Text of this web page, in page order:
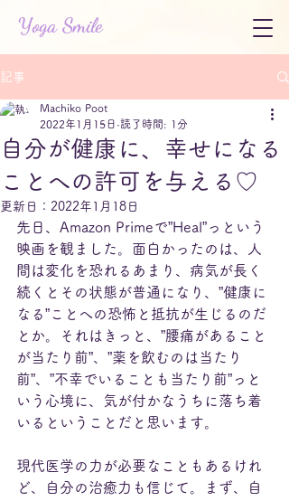
Yoga Smile
記事
自分が健康に、幸せになる
ことへの許可を与える♡
Machiko Poot
2022年1月15日 読了時間: 1分
更新日： 2022年1月18日
先日、Amazon Primeで”Heal”っという
映画を観ました。面白かったのは、人
間は変化を恐れるあまり、病気が長く
続くとその状態が普通になり、”健康に
なる”ことへの恐怖と抵抗が生じるのだ
とか。それはきっと、”腰痛があること
が当たり前”、”薬を飲むのは当たり
前”、”不幸でいることも当たり前”っと
いう心境に、気が付かなうちに落ち着
いるということだと思います。
現代医学の力が必要なこともあるけれ
ど、自分の治癒力も信じて。まず、自